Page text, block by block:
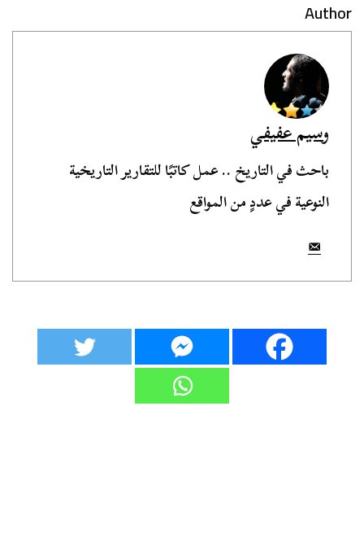
Author
وسيم عفيفي
باحث في التاريخ .. عمل كاتبًا للتقارير التاريخية
النوعية في عددٍ من المواقع